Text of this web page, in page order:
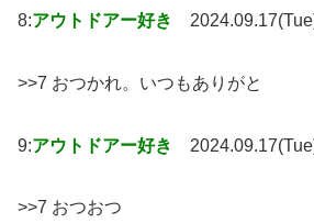
8:アウトドアー好き
>>7 おつかれ。いつもありがと
9:アウトドアー好き
>>7 おつおつ